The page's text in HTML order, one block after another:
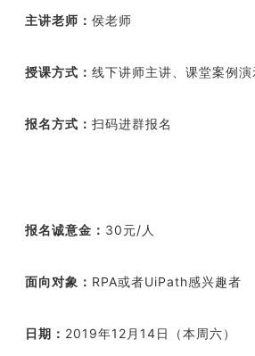
主讲老师： 侯老师
授课方式： 线下讲师主讲、课堂案例演
报名方式： 扫码进群报名
报名诚意金： 30元/人
面向对象： RPA或者UiPath感兴趣者
日期： 2019年12月14日（本周六）